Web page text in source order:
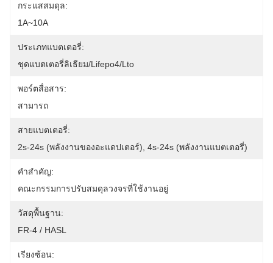
กระแสสมดุล:
1A~10A
ประเภทแบตเตอรี่:
ชุดแบตเตอรี่ลิเธียม/Lifepo4/Lto
พอร์ตสื่อสาร:
สามารถ
สายแบตเตอรี่:
2s-24s (พลังงานของอะแดปเตอร์), 4s-24s (พลังงานแบตเตอรี่)
คําสําคัญ:
คณะกรรมการปรับสมดุลวงจรที่ใช้งานอยู่
วัสดุพื้นฐาน:
FR-4 / HASL
เรียงซ้อน: